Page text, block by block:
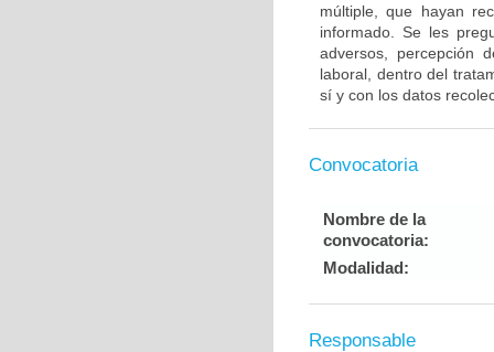
múltiple, que hayan
informado. Se les
adversos, percepción
laboral, dentro del
sí y con los datos
Convocatoria
Nombre de la
convocatoria:
Modalidad:
Responsable